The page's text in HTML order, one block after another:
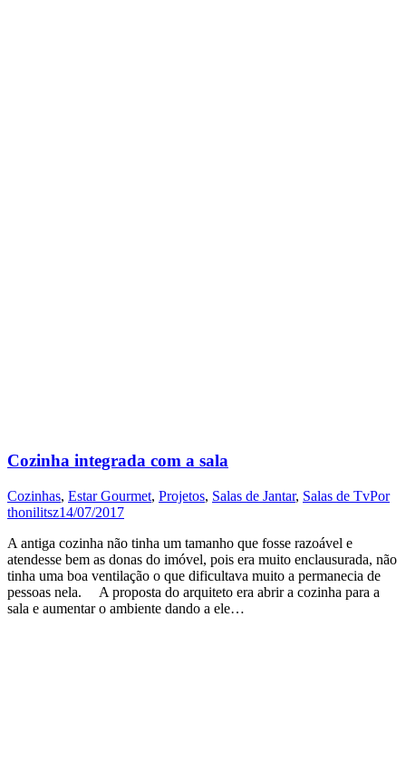
Cozinha integrada com a sala
Cozinhas, Estar Gourmet, Projetos, Salas de Jantar, Salas de TvPor
thonilitsz14/07/2017
A antiga cozinha não tinha um tamanho que fosse razoável e
atendesse bem as donas do imóvel, pois era muito enclausurada, não
tinha uma boa ventilação o que dificultava muito a permanecia de
pessoas nela. A proposta do arquiteto era abrir a cozinha para a
sala e aumentar o ambiente dando a ele…